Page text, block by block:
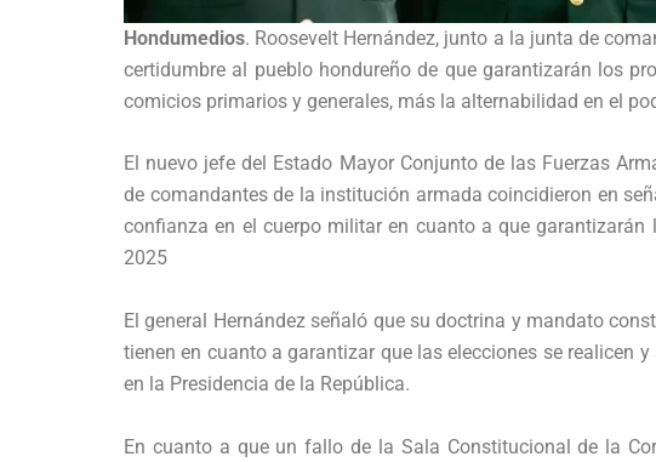
Hondumedios. Roosevelt Hernández, junto a la junta de
certidumbre al pueblo hondureño de que garantizarán los
comicios primarios y generales, más la alternabilidad en el
El nuevo jefe del Estado Mayor Conjunto de las Fuerzas
de comandantes de la institución armada coincidieron en
confianza en el cuerpo militar en cuanto a que garantizarán
2025
El general Hernández señaló que su doctrina y mandato
tienen en cuanto a garantizar que las elecciones se realicen
en la Presidencia de la República.
En cuanto a que un fallo de la Sala Constitucional de la